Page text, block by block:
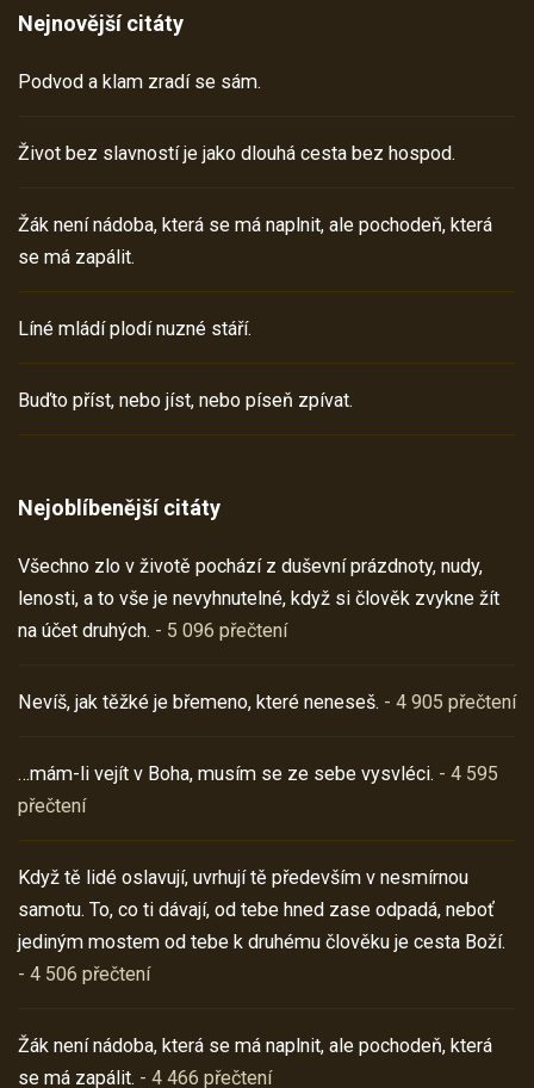
Nejnovější citáty
Podvod a klam zradí se sám.
Život bez slavností je jako dlouhá cesta bez hospod.
Žák není nádoba, která se má naplnit, ale pochodeň, která
se má zapálit.
Líné mládí plodí nuzné stáří.
Buďto příst, nebo jíst, nebo píseň zpívat.
Nejoblíbenější citáty
Všechno zlo v životě pochází z duševní prázdnoty, nudy,
lenosti, a to vše je nevyhnutelné, když si člověk zvykne žít
na účet druhých. - 5 096 přečtení
Nevíš, jak těžké je břemeno, které neneseš. - 4 905 přečtení
…mám-li vejít v Boha, musím se ze sebe vysvléci. - 4 595
přečtení
Když tě lidé oslavují, uvrhují tě především v nesmírnou
samotu. To, co ti dávají, od tebe hned zase odpadá, neboť
jediným mostem od tebe k druhému člověku je cesta Boží.
- 4 506 přečtení
Žák není nádoba, která se má naplnit, ale pochodeň, která
se má zapálit. - 4 466 přečtení